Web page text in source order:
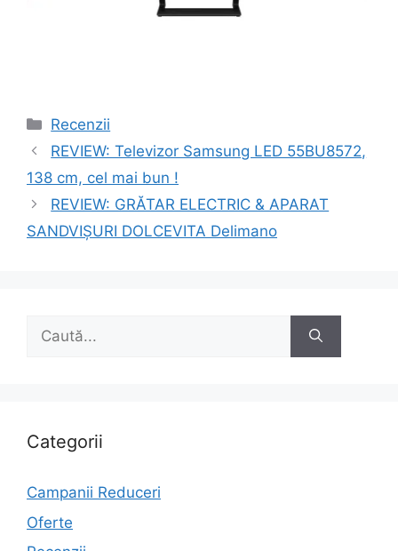
Categorii
Recenzii
Navigare
în
REVIEW: Televizor Samsung LED 55BU8572,
138 cm, cel mai bun !
REVIEW: GRĂTAR ELECTRIC & APARAT
SANDVIȘURI DOLCEVITA Delimano
Caută
Categorii
Campanii Reduceri
Oferte